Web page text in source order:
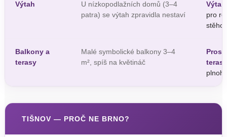
Výtah
U nízkopodlažních domů (3–4
patra) se výtah zpravidla nestaví
pro
Balkony a
terasy
Malé symbolické balkony 3–4
m², spíš na květináč
terasy
TIŠNOV — PROČ NE BRNO?